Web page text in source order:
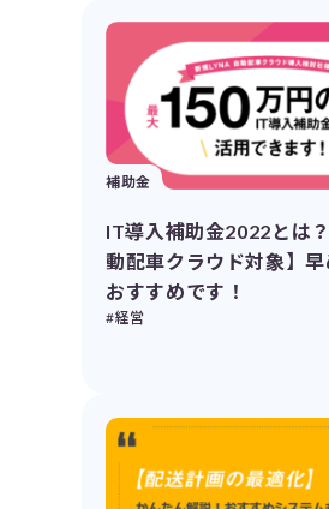
補助金
IT導入補助金2022とは
動配車クラウド対象】
おすすめです！
#経営